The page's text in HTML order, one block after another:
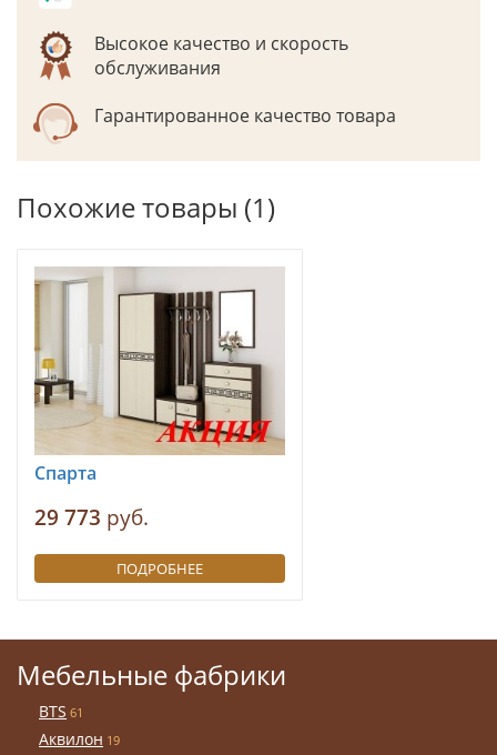
Высокое качество и скорость
обслуживания
Гарантированное качество товара
Похожие товары (1)
Спарта
29 773 руб.
ПОДРОБНЕЕ
Мебельные фабрики
BTS 61
Аквилон 19